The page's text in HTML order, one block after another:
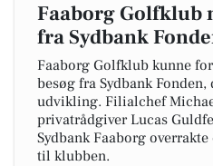
Faaborg Golfklub
fra Sydbank
Faaborg Golfklub kunne
besøg fra Sydbank
udvikling. Filialchef
privatrådgiver Lucas
Sydbank Faaborg
til klubben.